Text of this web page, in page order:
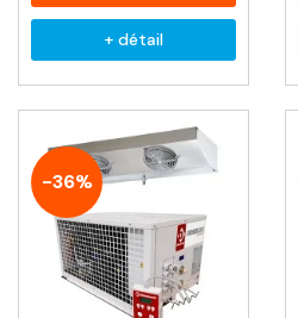
+ détail
-36%